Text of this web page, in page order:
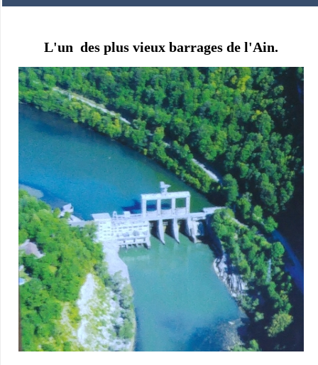
L'un des plus vieux barrages de l'Ain.